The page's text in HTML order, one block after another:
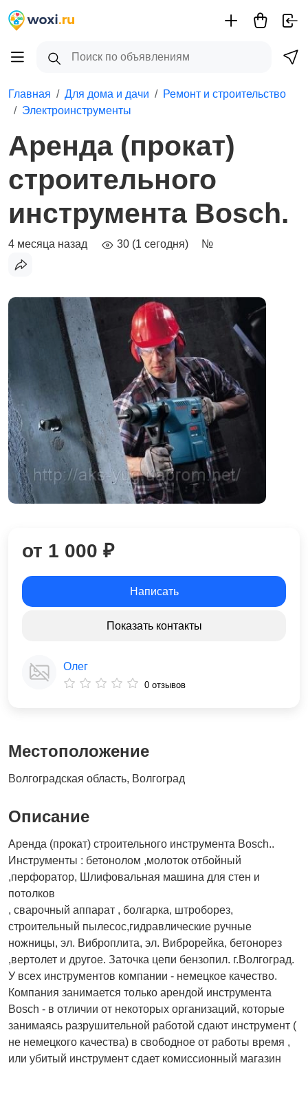
Главная Для дома и дачи
Ремонт и строительство
Электроинструменты
Аренда (прокат)
строительного
инструмента Bosch.
4 месяца назад 30 (1 сегодня) №
Местоположение
Волгоградская область, Волгоград
Описание
Аренда (прокат) строительного инструмента Bosch..
Инструменты : бетонолом ,молоток отбойный
,перфоратор, Шлифовальная машина для стен и
потолков
, сварочный аппарат , болгарка, штроборез,
строительный пылесос,гидравлические ручные
ножницы, эл. Виброплита, эл. Виброрейка, бетонорез
,вертолет и другое. Заточка цепи бензопил. г.Волгоград.
У всех инструментов компании - немецкое качество.
Компания занимается только арендой инструмента
Bosch - в отличии от некоторых организаций, которые
занимаясь разрушительной работой сдают инструмент (
не немецкого качества) в свободное от работы время ,
или убитый инструмент сдает комиссионный магазин
от 1 000 ₽
Написать
Показать контакты
Олег
0 отзывов